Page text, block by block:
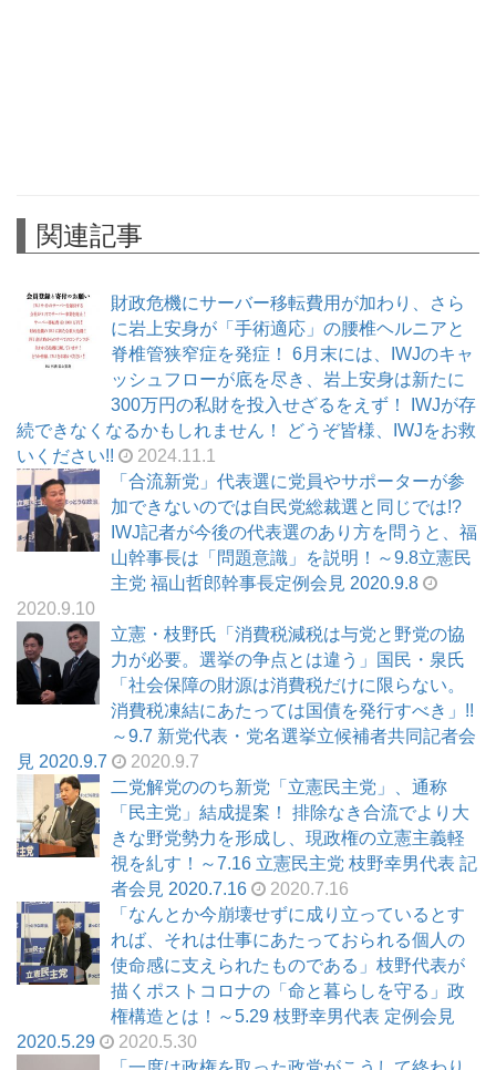
関連記事
財政危機にサーバー移転費用が加わり、さら
に岩上安身が「手術適応」の腰椎ヘルニアと
脊椎管狭窄症を発症！ 6月末には、IWJのキャ
ッシュフローが底を尽き、岩上安身は新たに
300万円の私財を投入せざるをえず！ IWJが存
続できなくなるかもしれません！ どうぞ皆様、IWJをお救
いください!!
2024.11.1
「合流新党」代表選に党員やサポーターが参
加できないのでは自民党総裁選と同じでは!?
IWJ記者が今後の代表選のあり方を問うと、福
山幹事長は「問題意識」を説明！～9.8立憲民
主党 福山哲郎幹事長定例会見 2020.9.8
2020.9.10
立憲・枝野氏「消費税減税は与党と野党の協
力が必要。選挙の争点とは違う」国民・泉氏
「社会保障の財源は消費税だけに限らない。
消費税凍結にあたっては国債を発行すべき」!!
～9.7 新党代表・党名選挙立候補者共同記者会
見 2020.9.7
2020.9.7
二党解党ののち新党「立憲民主党」、通称
「民主党」結成提案！ 排除なき合流でより大
きな野党勢力を形成し、現政権の立憲主義軽
視を糺す！～7.16 立憲民主党 枝野幸男代表 記
者会見 2020.7.16
2020.7.16
「なんとか今崩壊せずに成り立っているとす
れば、それは仕事にあたっておられる個人の
使命感に支えられたものである」枝野代表が
描くポストコロナの「命と暮らしを守る」政
権構造とは！～5.29 枝野幸男代表 定例会見
2020.5.29
2020.5.30